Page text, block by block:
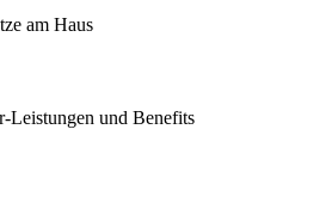
am Haus
Leistungen und Benefits